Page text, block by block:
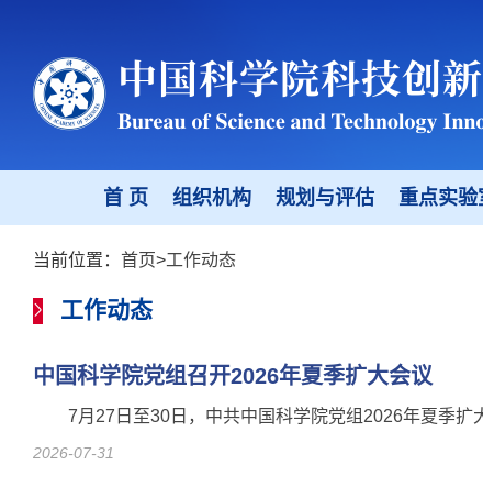
首 页 组织机构 规划与评估 重点实验
当前位置： 首页>工作动态
工作动态
中国科学院党组召开2026年夏季扩大会议
7月27日至30日，中共中国科学院党组2026年夏季扩
2026-07-31